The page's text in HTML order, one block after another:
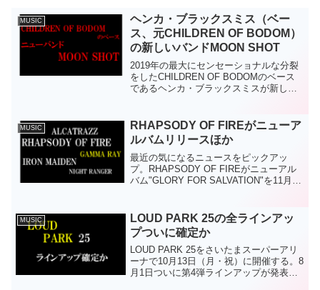
MUSIC
ヘンカ・ブラックスミス（ベー
ス、元CHILDREN OF BODOM）
の新しいバンドMOON SHOT
2019年の最大にセンセーショナルな分裂
をしたCHILDREN OF BODOMのベース
であるヘンカ・ブラックスミスが新しい
ィレ・マルヤ（LAPKO）ギター：J...
MUSIC
RHAPSODY OF FIREがニューア
ルバムリリースほか
最近の気になるニュースをピックアッ
プ。RHAPSODY OF FIREがニューアル
バム"GLORY FOR SALVATION"を11月に
MUSIC
LOUD PARK 25の全ラインアッ
プついに確定か
LOUD PARK 25をさいたまスーパーアリ
ーナで10月13日（月・祝）に開催する。8
月1日ついに第4弾ラインアップが発表さ